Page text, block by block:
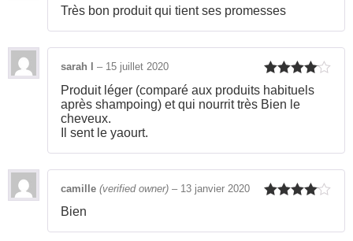
Rated
Très bon produit qui tient ses promesses
Rated4
out of 5
sarah l – 15 juillet 2020
Produit léger (comparé aux produits habituels
après shampoing) et qui nourrit très Bien le
cheveux.
Il sent le yaourt.
camille (verified owner) – 13 janvier 2020
Bien